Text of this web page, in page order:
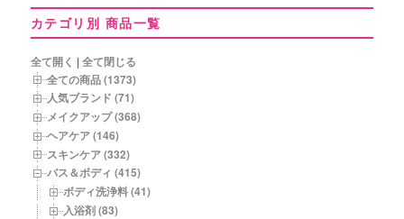
年
月
別
商
品
一
覧
カテゴリ別 商品一覧
全て開く |全て閉じる
全ての商品 (1373)
人気ブランド (71)
メイクアップ (368)
ヘアケア (146)
スキンケア (332)
バス＆ボディ (415)
ボディ洗浄料 (41)
入浴剤 (83)